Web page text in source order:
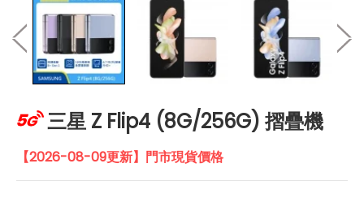
三星 Z Flip4 (8G/256G) 摺疊機
【2026-08-09更新】門市現貨價格